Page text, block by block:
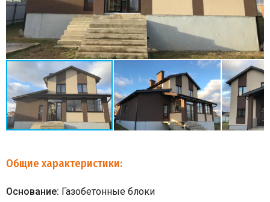
Общие характеристики:
Основание: Газобетонные блоки